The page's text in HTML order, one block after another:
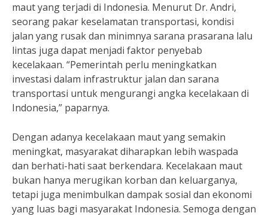
maut yang terjadi di Indonesia. Menurut Dr. Andri,
seorang pakar keselamatan transportasi, kondisi
jalan yang rusak dan minimnya sarana prasarana lalu
lintas juga dapat menjadi faktor penyebab
kecelakaan. “Pemerintah perlu meningkatkan
investasi dalam infrastruktur jalan dan sarana
transportasi untuk mengurangi angka kecelakaan di
Indonesia,” paparnya.
Dengan adanya kecelakaan maut yang semakin
meningkat, masyarakat diharapkan lebih waspada
dan berhati-hati saat berkendara. Kecelakaan maut
bukan hanya merugikan korban dan keluarganya,
tetapi juga menimbulkan dampak sosial dan ekonomi
yang luas bagi masyarakat Indonesia. Semoga dengan